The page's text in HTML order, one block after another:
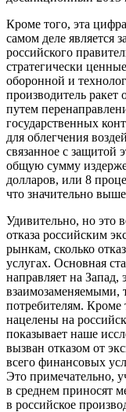
Кроме того, эта
самом деле является
российского
стратегически
оборонной и
производитель
путем
государственных
для облегчения
связанное с защитой
общую сумму
долларов, или 8
что значительно
Удивительно, но это
отказа российским
рынкам, сколько
услугах. Основная
направляет на Запад,
взаимозаменяемыми,
потребителям.
нацелены на
показывает наше
вызван отказом от
всего финансовых
Это примечательно,
в среднем приносят
в российское